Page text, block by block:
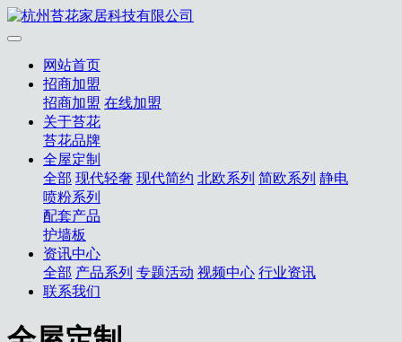
网站首页
招商加盟
招商加盟 在线加盟
关于苔花
苔花品牌
全屋定制
全部 现代轻奢 现代简约 北欧系列 简欧系列 静电
喷粉系列
配套产品
护墙板
资讯中心
全部 产品系列 专题活动 视频中心 行业资讯
联系我们